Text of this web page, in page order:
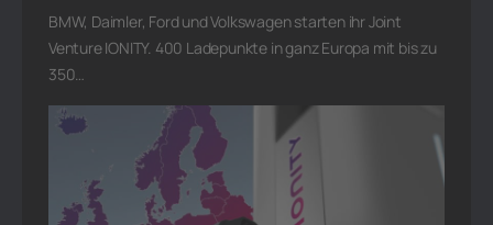
BMW, Daimler, Ford und Volkswagen starten ihr Joint
Venture IONITY. 400 Ladepunkte in ganz Europa mit bis zu
350…